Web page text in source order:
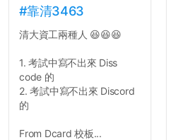
長作弊的風氣。
反正老人我明天就要搬離新
關，就當最後一天發個牢騷
吧XD，祝學弟妹們修課順利
~~...
#靠清3463
清大資工兩種人 😆😆😆
1. 考試中寫不出來 Diss
code 的
2. 考試中寫不出來 Discord
的
From Dcard 校板...